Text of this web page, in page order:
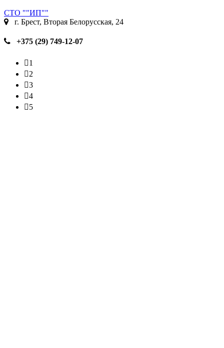
СТО ""ИП""
г. Брест, Вторая Белорусская, 24
+375 (29) 749-12-07
1
2
3
4
5